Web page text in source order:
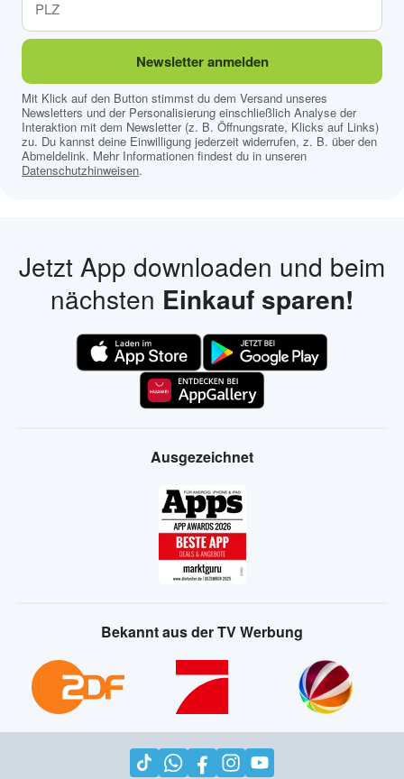
Newsletter anmelden
Mit Klick auf den Button stimmst du dem Versand unseres
Newsletters und der Personalisierung einschließlich Analyse der
Interaktion mit dem Newsletter (z. B. Öffnungsrate, Klicks auf Links)
zu. Du kannst deine Einwilligung jederzeit widerrufen, z. B. über den
Abmeldelink. Mehr Informationen findest du in unseren
Datenschutzhinweisen.
Jetzt App downloaden und beim
nächsten Einkauf sparen!
Ausgezeichnet
Bekannt aus der TV Werbung